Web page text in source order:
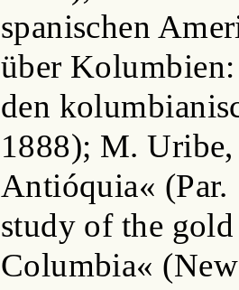
spanischen
über
den
1888); M. Uribe,
Antióquia« (Par.
study of the
Columbia«